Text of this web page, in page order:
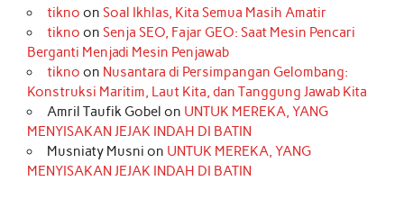
tikno on Soal Ikhlas, Kita Semua Masih Amatir
tikno on Senja SEO, Fajar GEO: Saat Mesin Pencari
Berganti Menjadi Mesin Penjawab
tikno on Nusantara di Persimpangan Gelombang:
Konstruksi Maritim, Laut Kita, dan Tanggung Jawab Kita
Amril Taufik Gobel on UNTUK MEREKA, YANG
MENYISAKAN JEJAK INDAH DI BATIN
Musniaty Musni on UNTUK MEREKA, YANG
MENYISAKAN JEJAK INDAH DI BATIN